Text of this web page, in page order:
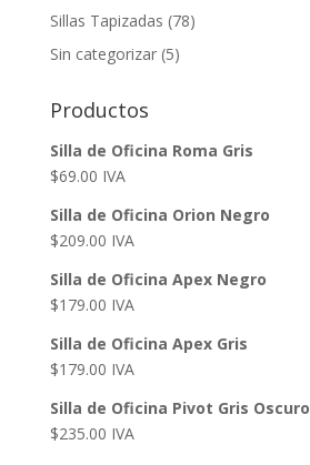
Sillas Tapizadas (78)
Sin categorizar (5)
Productos
Silla de Oficina Roma Gris
$69.00 IVA
Silla de Oficina Orion Negro
$209.00 IVA
Silla de Oficina Apex Negro
$179.00 IVA
Silla de Oficina Apex Gris
$179.00 IVA
Silla de Oficina Pivot Gris Oscuro
$235.00 IVA